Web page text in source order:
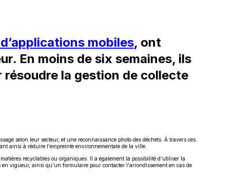
mobiles, ont
En moins de six semaines, ils
la gestion de collecte
selon leur secteur, et une reconnaissance photo des déchets. À travers ces
ainsi à réduire l'empreinte environnementale de la ville.
recyclables ou organiques. Il a également la possibilité d’utiliser la
vigueur, ainsi qu’un formulaire pour contacter l'arrondissement en cas de